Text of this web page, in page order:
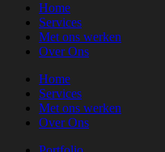
Home
Services
Met ons werken
Over Ons
Home
Services
Met ons werken
Over Ons